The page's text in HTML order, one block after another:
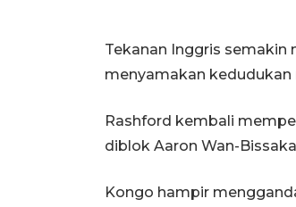
Tekanan Inggris semakin
menyamakan kedudukan
Rashford kembali
diblok Aaron Wan-
Kongo hampir